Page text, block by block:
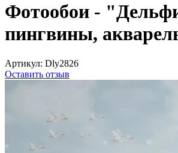
Фотообои -
пингвины,
Артикул: Dly2826
Оставить отзыв